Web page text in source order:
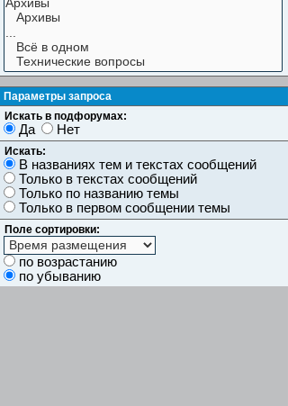
Параметры запроса
Искать в подфорумах:
Да Нет
Искать:
В названиях тем и текстах сообщений
Только в текстах сообщений
Только по названию темы
Только в первом сообщении темы
Поле сортировки:
по возрастанию
по убыванию